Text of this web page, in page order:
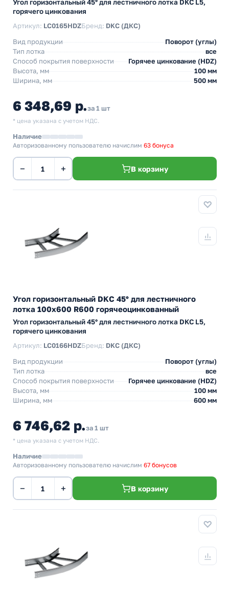
Угол горизонтальный 45° для лестничного лотка DKC L5,
горячего цинкования
Артикул: LC0165HDZБренд: DKC (ДКС)
Вид продукции
Поворот (углы)
Тип лотка
все
Способ покрытия поверхности
Горячее цинкование (HDZ)
Высота, мм
100 мм
Ширина, мм
500 мм
6 348,69 р.за 1 шт
* цена указана с учетом НДС.
Наличие
Авторизованному пользователю начислим 63 бонуса
− + В корзину
Угол горизонтальный DKC 45° для лестничного
лотка 100х600 R600 горячеоцинкованный
Угол горизонтальный 45° для лестничного лотка DKC L5,
горячего цинкования
Артикул: LC0166HDZБренд: DKC (ДКС)
Вид продукции
Поворот (углы)
Тип лотка
все
Способ покрытия поверхности
Горячее цинкование (HDZ)
Высота, мм
100 мм
Ширина, мм
600 мм
6 746,62 р.за 1 шт
* цена указана с учетом НДС.
Наличие
Авторизованному пользователю начислим 67 бонусов
− + В корзину